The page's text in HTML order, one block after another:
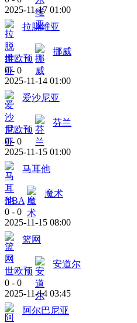
2025-11-17 01:00
拉脱维亚
世欧预
挪威
0 - 0
2025-11-14 01:00
爱沙尼亚
世欧预
芬兰
0 - 0
2025-11-15 01:00
马耳他
NBA
魔术
0 - 0
2025-11-15 08:00
篮网
世欧预
安道尔
0 - 0
2025-11-14 03:45
阿尔巴尼亚